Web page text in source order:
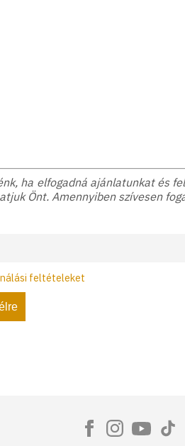
ha elfogadná ajánlatunkat és
Önt. Amennyiben szívesen
feltételeket